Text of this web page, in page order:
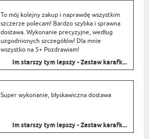
To mój kolejny zakup i naprawdę wszystkim
szczerze polecam! Bardzo szybka i sprawna
dostawa. Wykonanie precyzyjne, według
uzgodnionych szczegółów! Dla mnie
wszystko na 5+ Pozdrawiam!
Im starszy tym lepszy - Zestaw karafk...
Super wykonanie, błyskawiczna dostawa
Im starszy tym lepszy - Zestaw karafk...